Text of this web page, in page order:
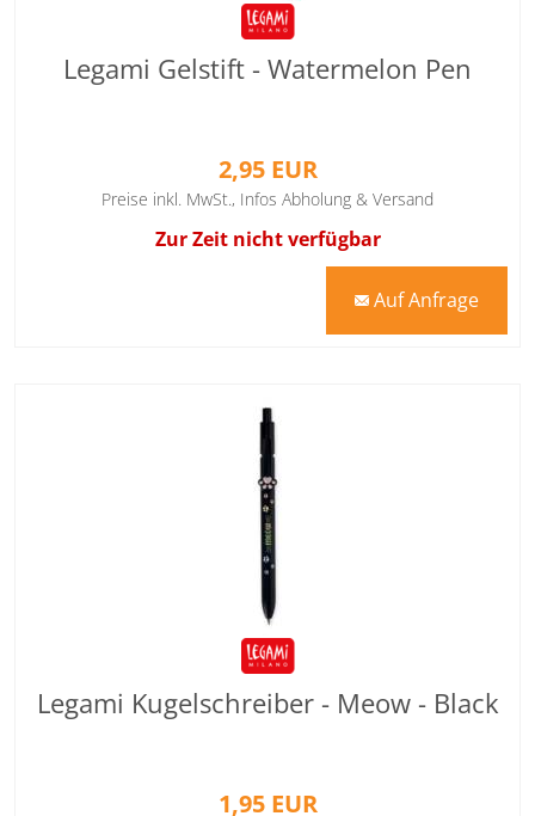
Legami Gelstift - Watermelon Pen
2,95 EUR
Preise inkl. MwSt., Infos Abholung & Versand
Zur Zeit nicht verfügbar
mail Auf Anfrage
Legami Kugelschreiber - Meow - Black
1,95 EUR